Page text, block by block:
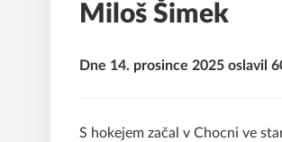
Miloš Šimek
Dne 14. prosince 2025 oslavil
S hokejem začal v Chocni ve